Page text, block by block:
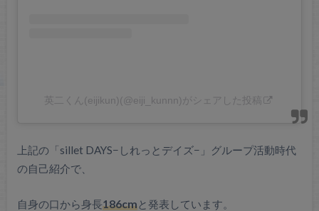
英二くん(eijikun)(@eiji_kunnn)がシェアした投稿
上記の「sillet DAYS−しれっとデイズ−」グループ活動時代
の自己紹介で、
自身の口から身長186cmと発表しています。